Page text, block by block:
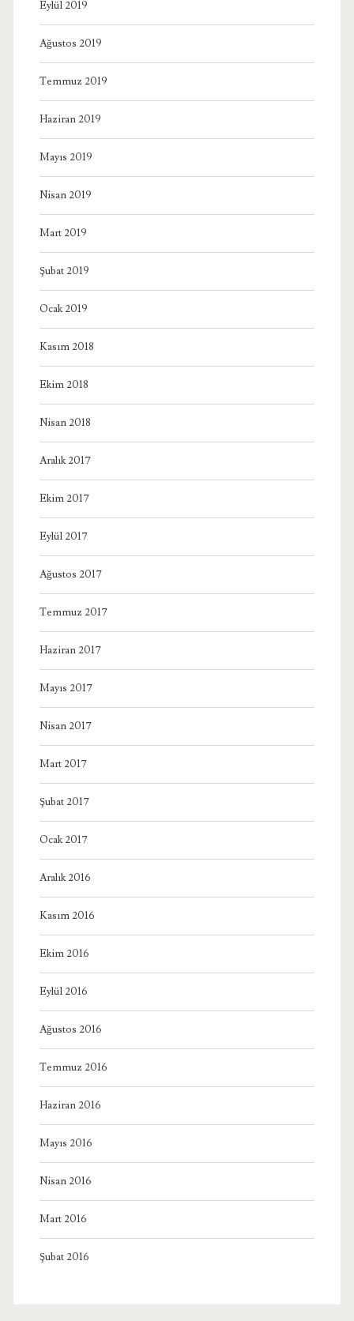
Eylül 2019
Ağustos 2019
Temmuz 2019
Haziran 2019
Mayıs 2019
Nisan 2019
Mart 2019
Şubat 2019
Ocak 2019
Kasım 2018
Ekim 2018
Nisan 2018
Aralık 2017
Ekim 2017
Eylül 2017
Ağustos 2017
Temmuz 2017
Haziran 2017
Mayıs 2017
Nisan 2017
Mart 2017
Şubat 2017
Ocak 2017
Aralık 2016
Kasım 2016
Ekim 2016
Eylül 2016
Ağustos 2016
Temmuz 2016
Haziran 2016
Mayıs 2016
Nisan 2016
Mart 2016
Şubat 2016